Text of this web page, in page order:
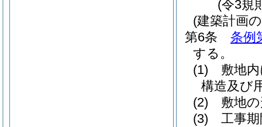
(令3規
(建築計画
第6条
条例
する。
(1)
敷地
構造及び
(2)
敷地
(3)
工事